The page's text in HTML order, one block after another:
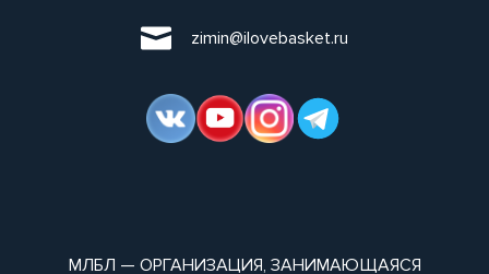
zimin@ilovebasket.ru
МЛБЛ — ОРГАНИЗАЦИЯ, ЗАНИМАЮЩАЯСЯ